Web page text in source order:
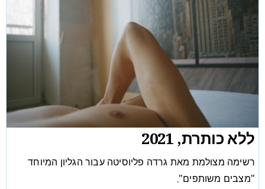
ללא כותרת, 2021
רשימה מצולמת מאת גרדה פליוסיטה עבור הגליון המיוחד
"מצבים משותפים".